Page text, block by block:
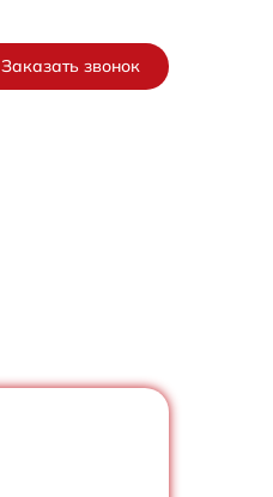
Заказать звонок